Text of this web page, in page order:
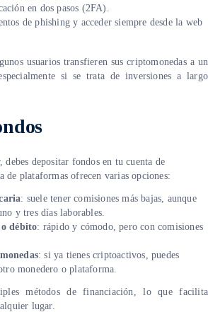
en dos pasos (2FA).
de phishing y acceder siempre desde la web
usuarios transfieren sus criptomonedas a un
si se trata de inversiones a largo
debes depositar fondos en tu cuenta de
de plataformas ofrecen varias opciones:
: suele tener comisiones más bajas, aunque
y tres días laborables.
débito: rápido y cómodo, pero con comisiones
: si ya tienes criptoactivos, puedes
monedero o plataforma.
métodos de financiación, lo que facilita
lugar.